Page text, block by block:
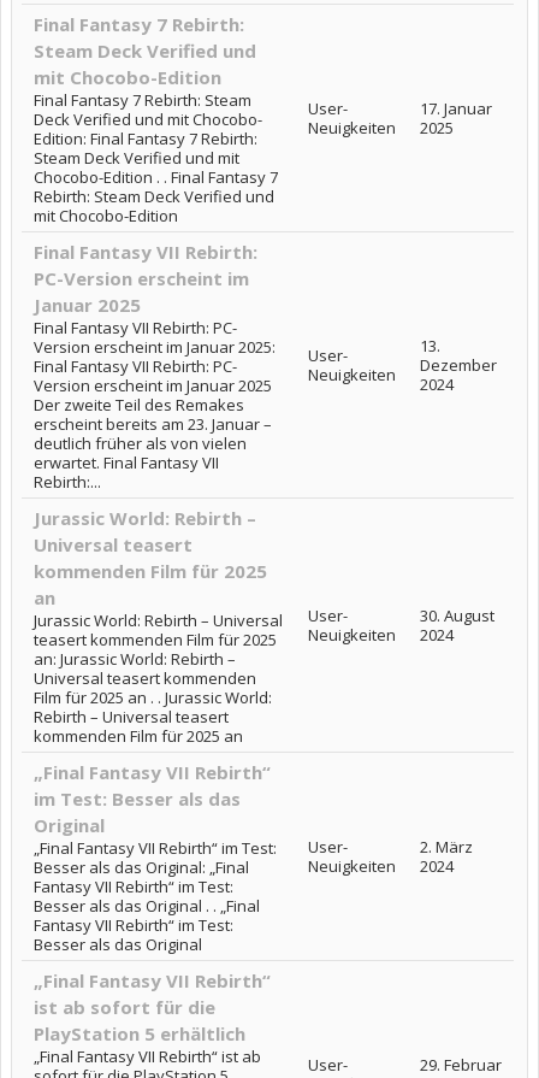
Final Fantasy 7 Rebirth:
Steam Deck Verified und
mit Chocobo-Edition
Final Fantasy 7 Rebirth: Steam
Deck Verified und mit Chocobo-
Edition: Final Fantasy 7 Rebirth:
Steam Deck Verified und mit
Chocobo-Edition . . Final Fantasy 7
Rebirth: Steam Deck Verified und
mit Chocobo-Edition
User-
Neuigkeiten
17. Januar
2025
Final Fantasy VII Rebirth:
PC-Version erscheint im
Januar 2025
Final Fantasy VII Rebirth: PC-
Version erscheint im Januar 2025:
Final Fantasy VII Rebirth: PC-
Version erscheint im Januar 2025
Der zweite Teil des Remakes
erscheint bereits am 23. Januar –
deutlich früher als von vielen
erwartet. Final Fantasy VII
Rebirth:...
User-
Neuigkeiten
13.
Dezember
2024
Jurassic World: Rebirth –
Universal teasert
kommenden Film für 2025
an
Jurassic World: Rebirth – Universal
teasert kommenden Film für 2025
an: Jurassic World: Rebirth –
Universal teasert kommenden
Film für 2025 an . . Jurassic World:
Rebirth – Universal teasert
kommenden Film für 2025 an
User-
Neuigkeiten
30. August
2024
„Final Fantasy VII Rebirth“
im Test: Besser als das
Original
„Final Fantasy VII Rebirth“ im Test:
Besser als das Original: „Final
Fantasy VII Rebirth“ im Test:
Besser als das Original . . „Final
Fantasy VII Rebirth“ im Test:
Besser als das Original
User-
Neuigkeiten
2. März
2024
„Final Fantasy VII Rebirth“
ist ab sofort für die
PlayStation 5 erhältlich
„Final Fantasy VII Rebirth“ ist ab
User-
29. Februar